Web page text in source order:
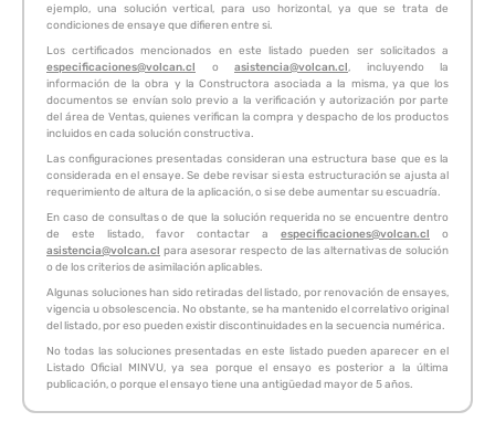
ejemplo, una solución vertical, para uso horizontal, ya que se trata de
condiciones de ensaye que difieren entre si.
Los certificados mencionados en este listado pueden ser solicitados a
especificaciones@volcan.cl o asistencia@volcan.cl, incluyendo la
información de la obra y la Constructora asociada a la misma, ya que los
documentos se envían solo previo a la verificación y autorización por parte
del área de Ventas, quienes verifican la compra y despacho de los productos
incluidos en cada solución constructiva.
Las configuraciones presentadas consideran una estructura base que es la
considerada en el ensaye. Se debe revisar si esta estructuración se ajusta al
requerimiento de altura de la aplicación, o si se debe aumentar su escuadría.
En caso de consultas o de que la solución requerida no se encuentre dentro
de este listado, favor contactar a especificaciones@volcan.cl o
asistencia@volcan.cl para asesorar respecto de las alternativas de solución
o de los criterios de asimilación aplicables.
Algunas soluciones han sido retiradas del listado, por renovación de ensayes,
vigencia u obsolescencia. No obstante, se ha mantenido el correlativo original
del listado, por eso pueden existir discontinuidades en la secuencia numérica.
No todas las soluciones presentadas en este listado pueden aparecer en el
Listado Oficial MINVU, ya sea porque el ensayo es posterior a la última
publicación, o porque el ensayo tiene una antigüedad mayor de 5 años.